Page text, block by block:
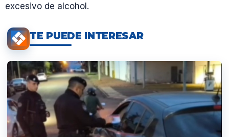
excesivo de alcohol.
TE PUEDE INTERESAR